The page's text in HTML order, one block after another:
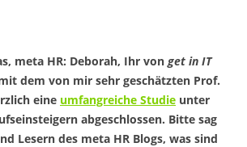
meta HR: Deborah, Ihr von get in IT
dem von mir sehr geschätzten Prof.
eine umfangreiche Studie unter
abgeschlossen. Bitte sag
Lesern des meta HR Blogs, was sind